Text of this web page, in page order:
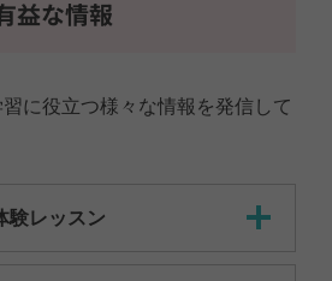
益な情報
に役立つ様々な情報を発信して
験レッスン